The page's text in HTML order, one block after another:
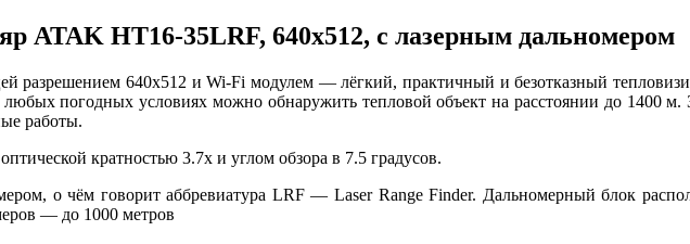
ATAK HT16-35LRF, 640x512, с лазерным дальномером
разрешением 640x512 и Wi-Fi модулем — лёгкий, практичный и безотказный
погодных условиях можно обнаружить тепловой объект на расстоянии до 1400 м.
работы.
кратностью 3.7x и углом обзора в 7.5 градусов.
о чём говорит аббревиатура LRF — Laser Range Finder. Дальномерный блок
— до 1000 метров